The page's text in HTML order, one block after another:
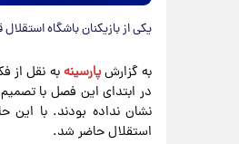
یکی از بازیکنان باشگاه
به گزارشپارسینهبه نقل از
در ابتدای این فصل با
نشان نداده بودند. با این
استقلال حاضر شد.